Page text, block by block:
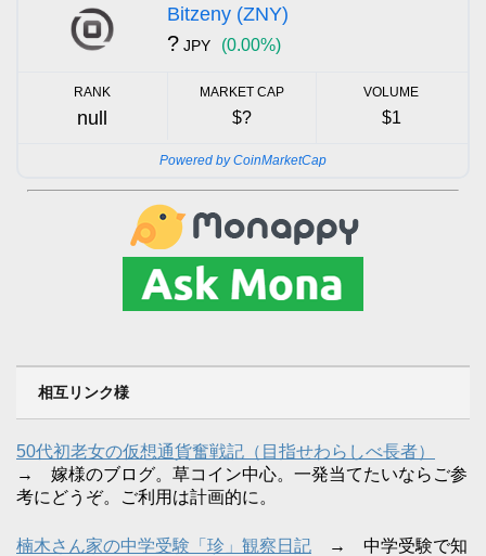
Bitzeny (ZNY)
? JPY (0.00%)
RANK
null
MARKET CAP
$?
VOLUME
$1
Powered by CoinMarketCap
相互リンク様
50代初老女の仮想通貨奮戦記（目指せわらしべ長者）
→ 嫁様のブログ。草コイン中心。一発当てたいならご参
考にどうぞ。ご利用は計画的に。
楠木さん家の中学受験「珍」観察日記 → 中学受験で知